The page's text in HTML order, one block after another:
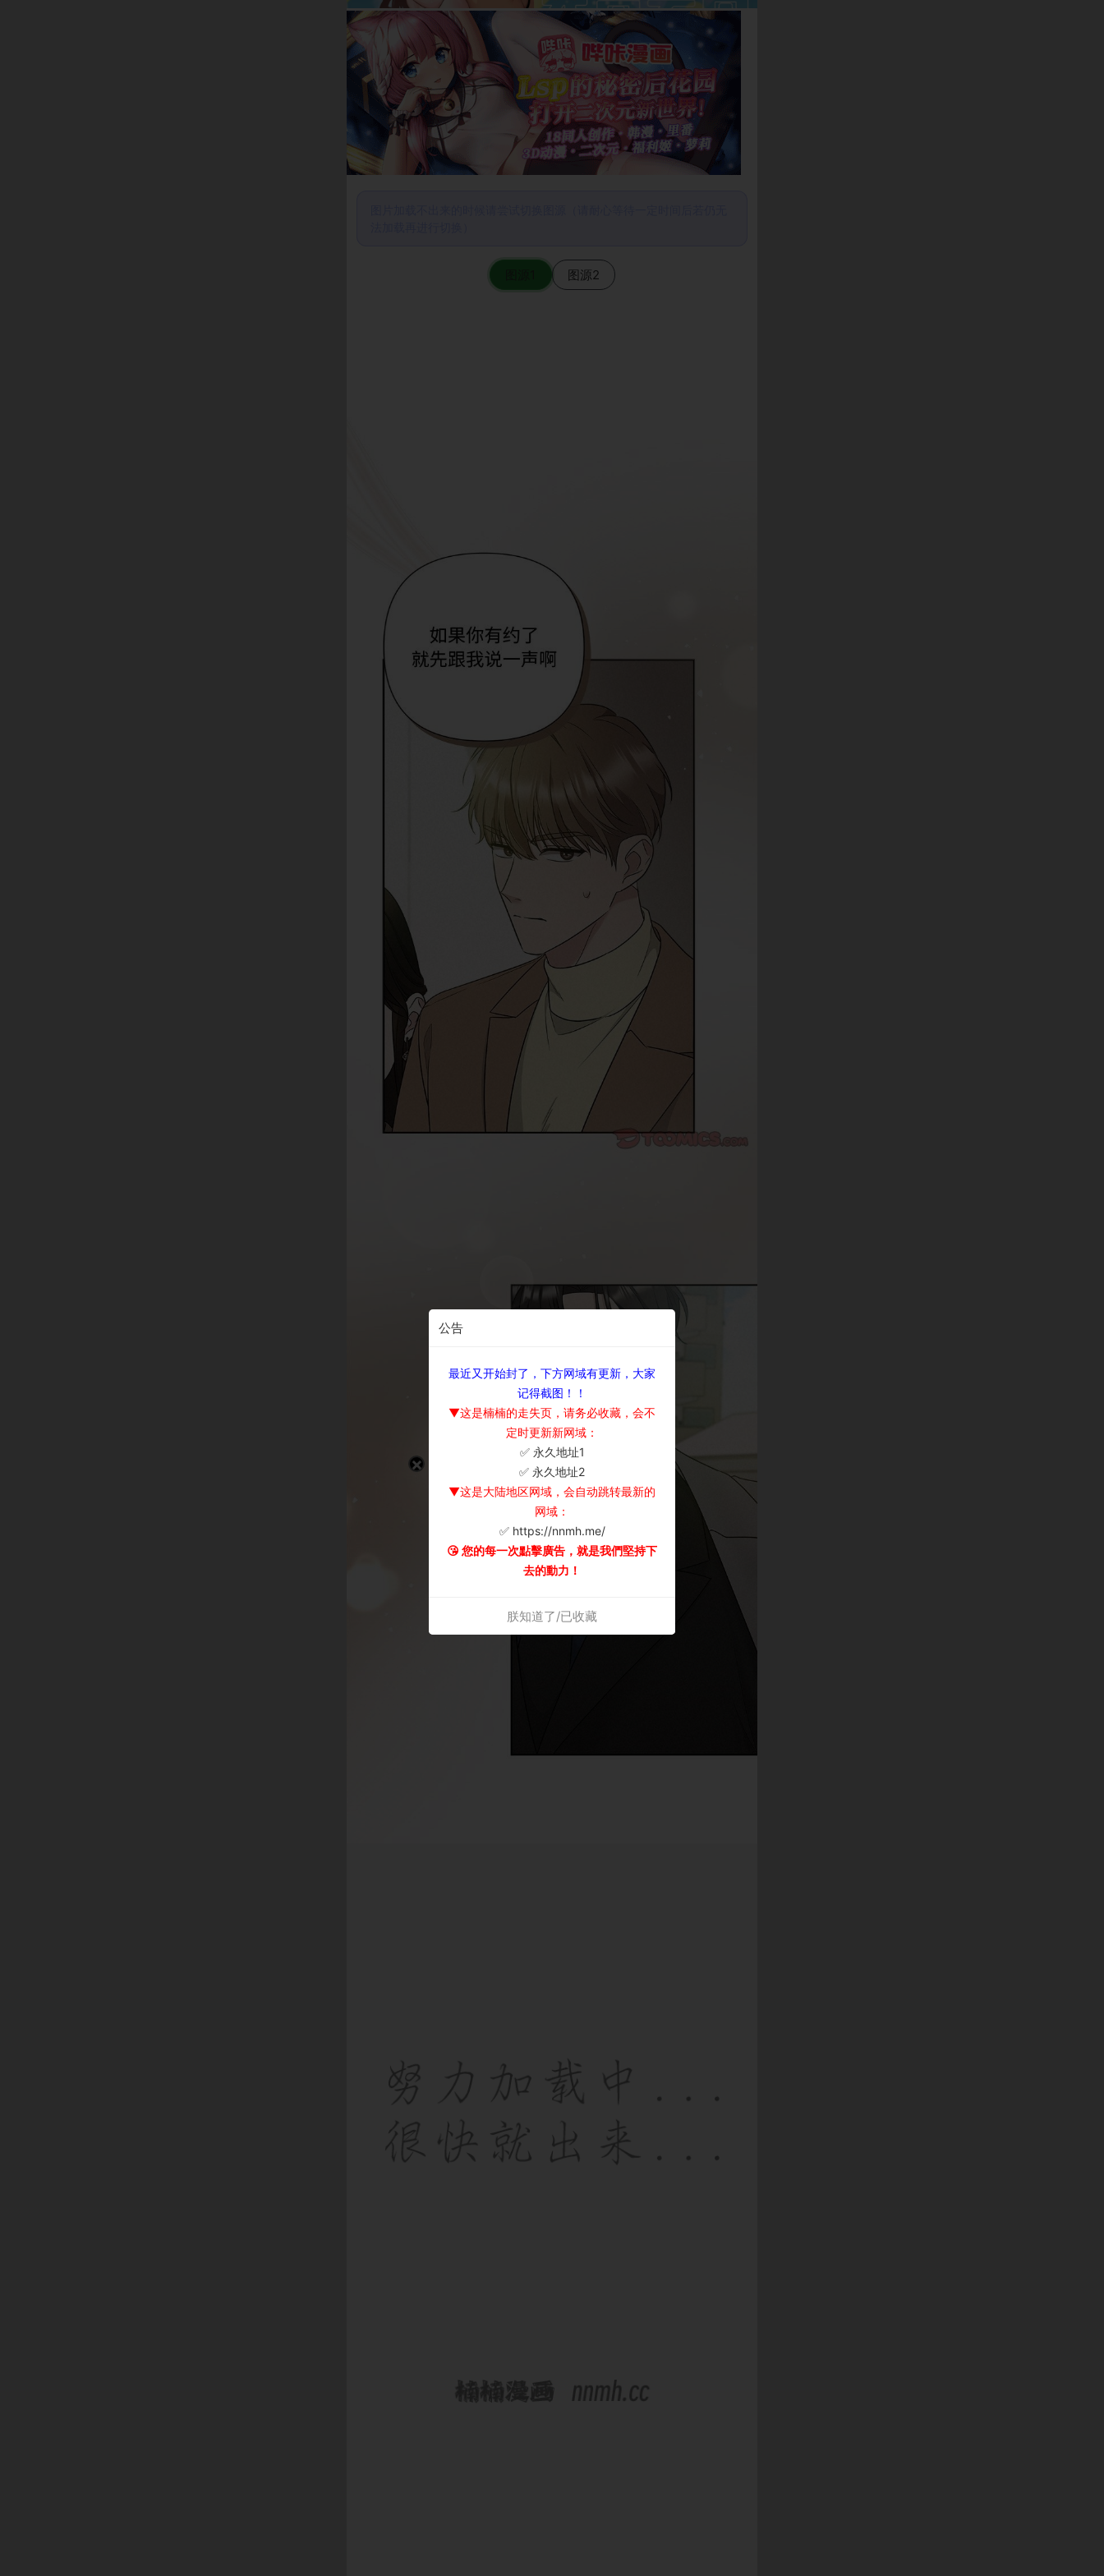
图源2
公告
最近又开始封了，下方网域有更新，大家
记得截图！！
▼这是楠楠的走失页，请务必收藏，会不
定时更新新网域：
✅ 永久地址1
✅ 永久地址2
▼这是大陆地区网域，会自动跳转最新的
网域：
✅ https://nnmh.me/
😘 您的每一次點擊廣告，就是我們堅持下
去的動力！
朕知道了/已收藏
×